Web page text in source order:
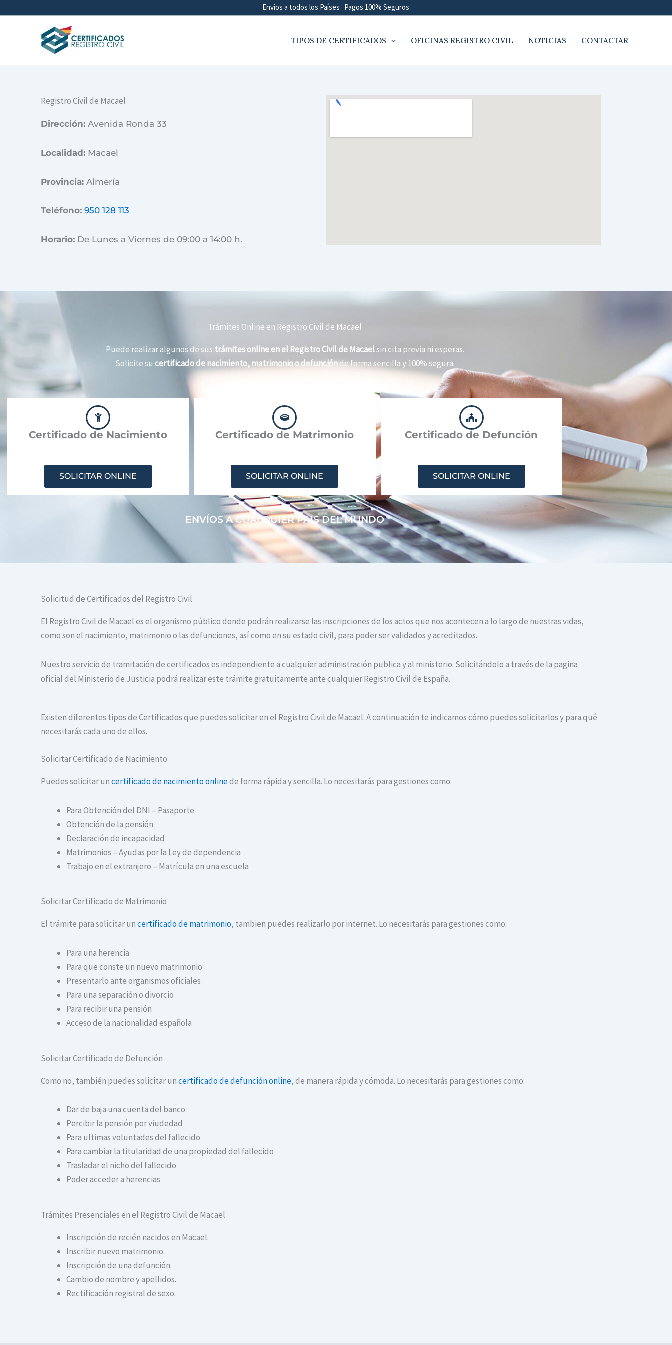
Envíos a todos los Países · Pagos 100% Seguros
TIPOS DE CERTIFICADOS OFICINAS REGISTRO CIVIL NOTICIAS CONTACTAR
Registro Civil de Macael
Dirección: Avenida Ronda 33
Localidad: Macael
Provincia: Almería
Teléfono: 950 128 113
Horario: De Lunes a Viernes de 09:00 a 14:00 h.
Trámites Online en Registro Civil de Macael
Puede realizar algunos de sus trámites online en el Registro Civil de Macaelsin cita previa ni esperas.
Solicite su certificado de nacimiento, matrimonio o defunciónde forma sencilla y 100% segura.
Certificado de Nacimiento
SOLICITAR ONLINE
Certificado de Matrimonio
SOLICITAR ONLINE
Certificado de Defunción
SOLICITAR ONLINE
ENVÍOS A CUALQUIER PAIS DEL MUNDO
Solicitud de Certificados del Registro Civil
El Registro Civil de Macael es el organismo público donde podrán realizarse las inscripciones de los actos que nos acontecen a lo largo de nuestras vidas,
como son el nacimiento, matrimonio o las defunciones, así como en su estado civil, para poder ser validados y acreditados.
Nuestro servicio de tramitación de certificados es independiente a cualquier administración publica y al ministerio. Solicitándolo a través de la pagina
oficial del Ministerio de Justicia podrá realizar este trámite gratuitamente ante cualquier Registro Civil de España.
Existen diferentes tipos de Certificados que puedes solicitar en el Registro Civil de Macael. A continuación te indicamos cómo puedes solicitarlos y para qué
necesitarás cada uno de ellos.
Solicitar Certificado de Nacimiento
Puedes solicitar uncertificado de nacimiento onlinede forma rápida y sencilla. Lo necesitarás para gestiones como:
Para Obtención del DNI – Pasaporte
Obtención de la pensión
Declaración de incapacidad
Matrimonios – Ayudas por la Ley de dependencia
Trabajo en el extranjero – Matrícula en una escuela
Solicitar Certificado de Matrimonio
El trámite para solicitar uncertificado de matrimonio, tambien puedes realizarlo por internet. Lo necesitarás para gestiones como:
Para una herencia
Para que conste un nuevo matrimonio
Presentarlo ante organismos oficiales
Para una separación o divorcio
Para recibir una pensión
Acceso de la nacionalidad española
Solicitar Certificado de Defunción
Como no, también puedes solicitar uncertificado de defunción online, de manera rápida y cómoda. Lo necesitarás para gestiones como:
Dar de baja una cuenta del banco
Percibir la pensión por viudedad
Para ultimas voluntades del fallecido
Para cambiar la titularidad de una propiedad del fallecido
Trasladar el nicho del fallecido
Poder acceder a herencias
Trámites Presenciales en el Registro Civil de Macael
Inscripción de recién nacidos en Macael.
Inscribir nuevo matrimonio.
Inscripción de una defunción.
Cambio de nombre y apellidos.
Rectificación registral de sexo.